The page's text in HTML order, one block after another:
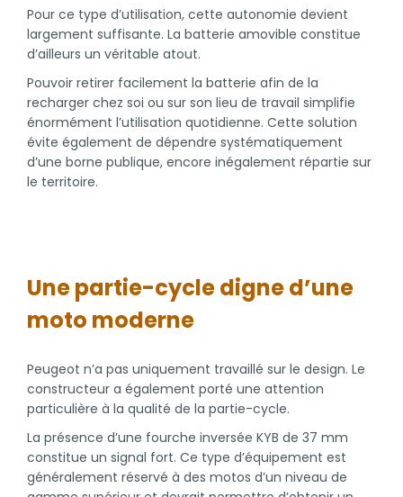
Pour ce type d’utilisation, cette autonomie devient
largement suffisante. La batterie amovible constitue
d’ailleurs un véritable atout.
Pouvoir retirer facilement la batterie afin de la
recharger chez soi ou sur son lieu de travail simplifie
énormément l’utilisation quotidienne. Cette solution
évite également de dépendre systématiquement
d’une borne publique, encore inégalement répartie sur
le territoire.
Une partie-cycle digne d’une
moto moderne
Peugeot n’a pas uniquement travaillé sur le design. Le
constructeur a également porté une attention
particulière à la qualité de la partie-cycle.
La présence d’une fourche inversée KYB de 37 mm
constitue un signal fort. Ce type d’équipement est
généralement réservé à des motos d’un niveau de